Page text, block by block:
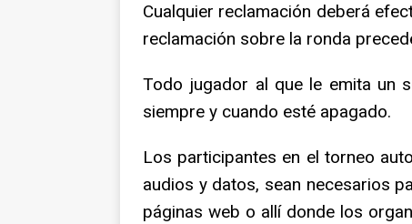
Cualquier reclamación deberá
reclamación sobre la ronda
Todo jugador al que le emita un
siempre y cuando esté apagado.
Los participantes en el torneo
audios y datos, sean necesarios
páginas web o allí donde los